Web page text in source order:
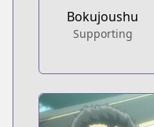
Bokujoushu
Supporting